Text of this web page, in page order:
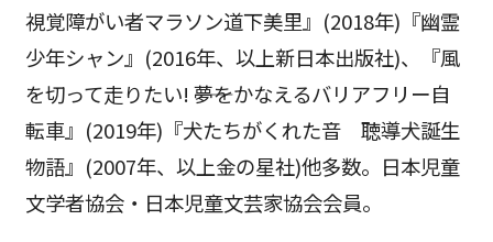
視覚障がい者マラソン道下美里』(2018年)『幽霊
少年シャン』(2016年、以上新日本出版社)、『風
を切って走りたい! ――夢をかなえるバリアフリー自
転車』(2019年)『犬たちがくれた音 聴導犬誕生
物語』(2007年、以上金の星社)他多数。日本児童
文学者協会・日本児童文芸家協会会員。